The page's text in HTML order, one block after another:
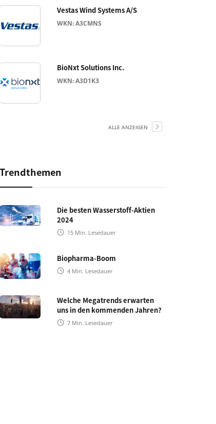
Vestas Wind Systems A/S
WKN: A3CMNS
BioNxt Solutions Inc.
WKN: A3D1K3
ALLE ANZEIGEN
Trendthemen
Die besten Wasserstoff-Aktien
2024
15 Min. Lesedauer
Biopharma-Boom
4 Min. Lesedauer
Welche Megatrends erwarten
uns in den kommenden Jahren?
7 Min. Lesedauer